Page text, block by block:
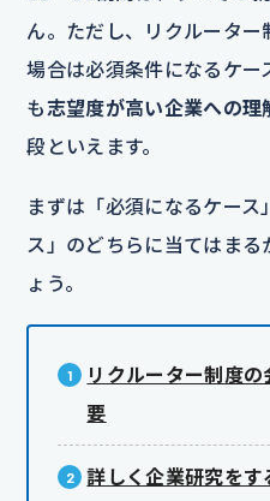
ん。ただし、リクルータ
場合は必須条件になるケー
も志望度が高い企業への理
段といえます。
まずは「必須になるケー
ス」のどちらに当てはま
ょう。
リクルーター制度
要
詳しく企業研究をす